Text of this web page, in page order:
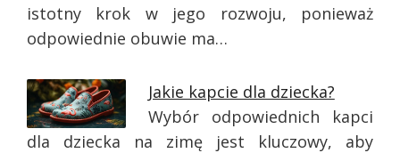
istotny krok w jego rozwoju, ponieważ
odpowiednie obuwie ma…
Jakie kapcie dla dziecka?
Wybór odpowiednich kapci
dla dziecka na zimę jest kluczowy, aby